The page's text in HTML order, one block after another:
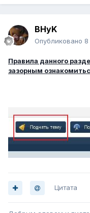
BHyK
Опубликовано 8
Правила данного
зазорным
Цитата